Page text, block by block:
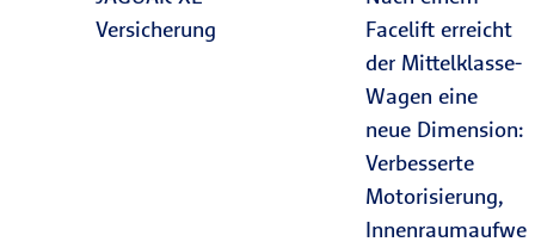
Versicherung
Facelift erreicht
der Mittelklasse-
Wagen eine
neue Dimension:
Verbesserte
Motorisierung,
Innenraumaufwe